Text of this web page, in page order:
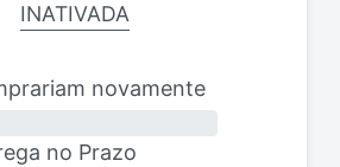
INATIVADA
novamente
no Prazo